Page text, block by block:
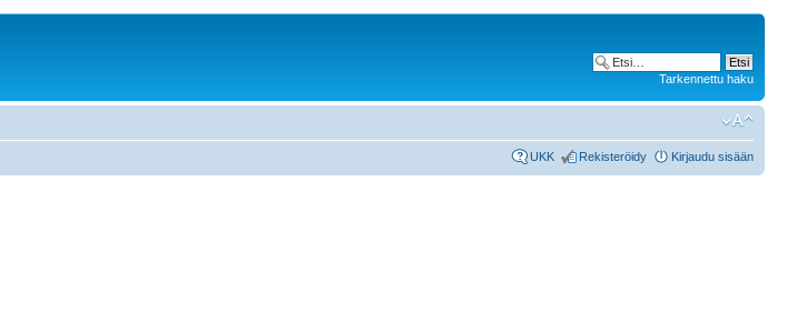
Tarkennettu haku
UKK Rekisteröidy Kirjaudu sisään